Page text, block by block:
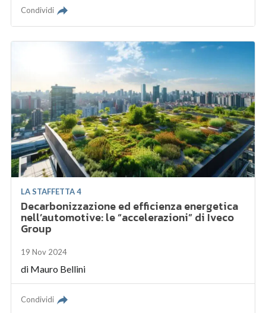
Condividi
LA STAFFETTA 4
Decarbonizzazione ed efficienza energetica
nell’automotive: le “accelerazioni” di Iveco
Group
19 Nov 2024
di Mauro Bellini
Condividi